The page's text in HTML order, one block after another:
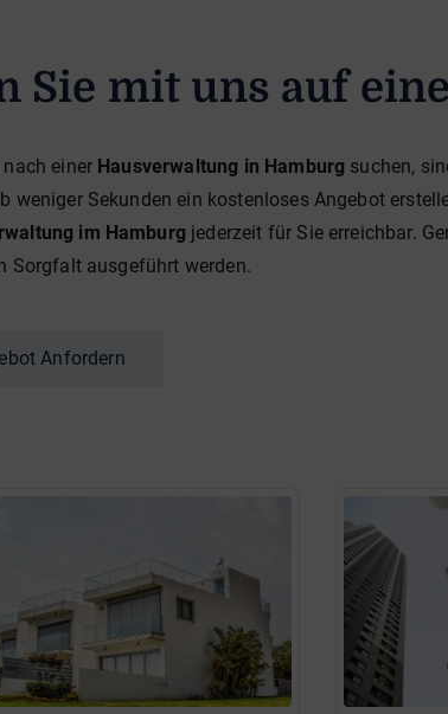
Sie mit uns auf
einer Hausverwaltung in Hamburg suchen,
weniger Sekunden ein kostenloses Angebot
im Hamburg jederzeit für Sie erreichbar.
Sorgfalt ausgeführt werden.
Anfordern